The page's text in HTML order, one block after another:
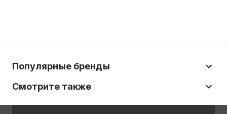
Популярные бренды
Смотрите также